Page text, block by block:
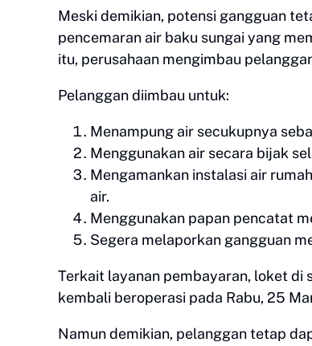
Meski demikian, potensi gangguan
pencemaran air baku sungai yang
itu, perusahaan mengimbau
Pelanggan diimbau untuk:
Menampung air secukupnya
Menggunakan air secara bijak
Mengamankan instalasi air
air.
Menggunakan papan pencatat
Segera melaporkan gangguan
Terkait layanan pembayaran, loket di
kembali beroperasi pada Rabu, 25
Namun demikian, pelanggan tetap